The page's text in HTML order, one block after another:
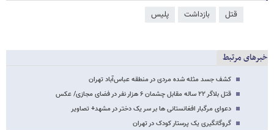
قتل بازداشت پلیس
خبرهای مرتبط
کشف جسد مثله شده‌ مردی در منطقه عباس‌آباد تهران
قتل بلاگر ۲۲ ساله مقابل چشمان ۶ هزار نفر در فضای مجازی/ عکس
دعوای مرگبار افغانستانی ها بر سر یک دختر در مشهد+ تصاویر
گروگانگیری یک پرستار کودک در تهران